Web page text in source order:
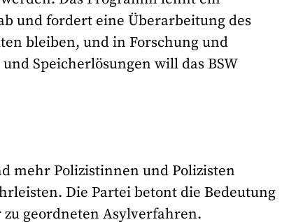
und fordert eine Überarbeitung des
bleiben, und in Forschung und
Speicherlösungen will das BSW
mehr Polizistinnen und Polizisten
Die Partei betont die Bedeutung
geordneten Asylverfahren.